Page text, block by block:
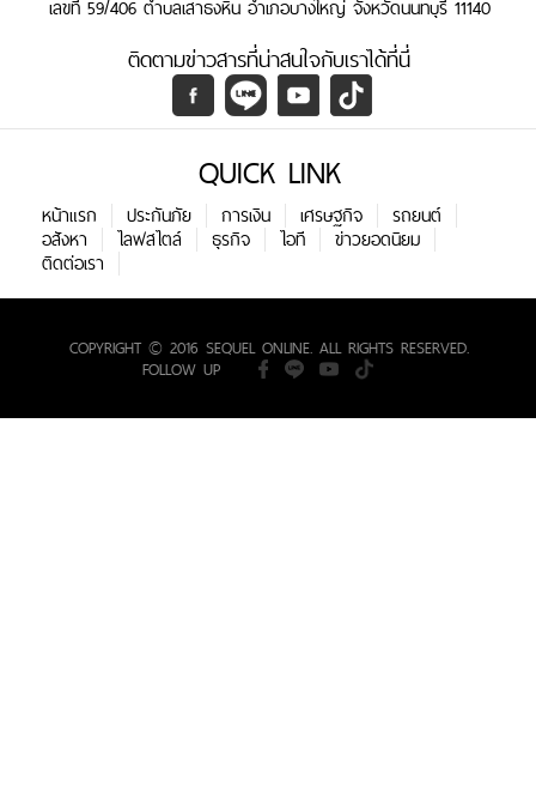
เลขที่ 59/406 ตำบลเสาธงหิน อำเภอบางใหญ่ จังหวัดนนทบุรี 11140
ติดตามข่าวสารที่น่าสนใจกับเราได้ที่นี่
QUICK LINK
หน้าแรก ประกันภัย การเงิน เศรษฐกิจ
รถยนต์
อสังหา
ไลฟสไตล์ ธุรกิจ ไอที
ข่าวยอดนิยม
ติดต่อเรา
COPYRIGHT © 2016 SEQUEL ONLINE. ALL RIGHTS RESERVED.
FOLLOW UP